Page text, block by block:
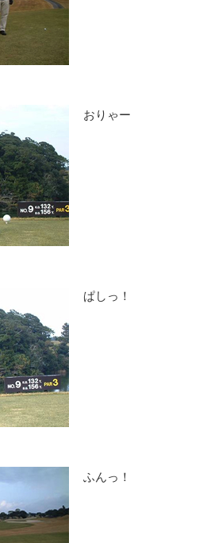
おりゃー
ぱしっ！
ふんっ！